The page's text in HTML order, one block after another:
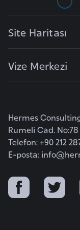
Site Haritası
Vize Merkezi
Hermes
Rumeli Cad.
Telefon: +90 212 287
E-posta:
s
H
e
r
s
k